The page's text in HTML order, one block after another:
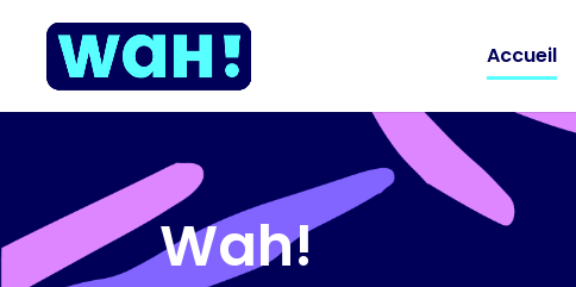
Accueil
Wah!